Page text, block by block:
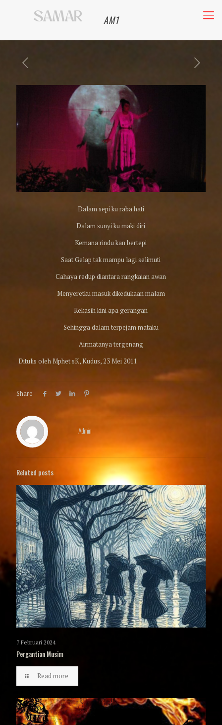
AM1
Dalam sepi ku raba hati
Dalam sunyi ku maki diri
Kemana rindu kan bertepi
Saat Gelap tak mampu lagi selimuti
Cahaya redup diantara rangkaian awan
Menyeretku masuk dikedukaan malam
Kekasih kini apa gerangan
Sehingga dalam terpejam mataku
Airmatanya tergenang
Ditulis oleh Mphet sK, Kudus, 23 Mei 2011
Share
Admin
Related posts
7 Februari 2024
Pergantian Musim
Read more